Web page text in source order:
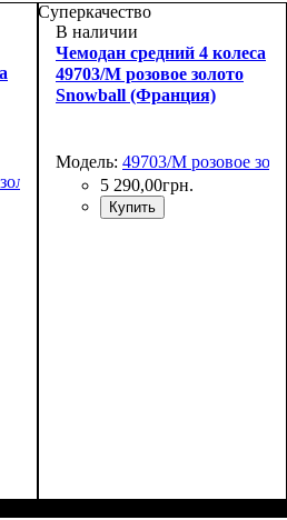
Суперкачество
В наличии
Чемодан средний 4 колеса
49703/M розовое золото
Snowball (Франция)
Модель: 49703/M розовое
5 290,00грн.
Купить